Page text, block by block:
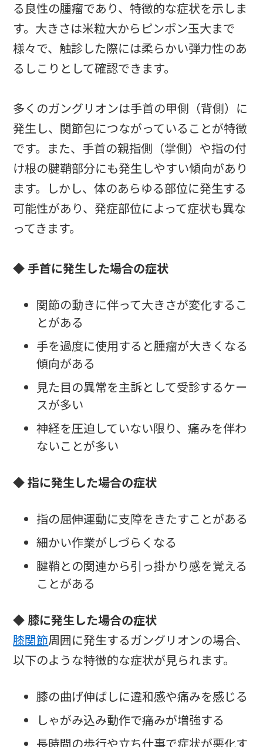
る良性の腫瘤であり、特徴的な症状を示しま
す。大きさは米粒大からピンポン玉大まで
様々で、触診した際には柔らかい弾力性のあ
るしこりとして確認できます。
多くのガングリオンは手首の甲側（背側）に
発生し、関節包につながっていることが特徴
です。また、手首の親指側（掌側）や指の付
け根の腱鞘部分にも発生しやすい傾向があり
ます。しかし、体のあらゆる部位に発生する
可能性があり、発症部位によって症状も異な
ってきます。
◆ 手首に発生した場合の症状
関節の動きに伴って大きさが変化するこ
とがある
手を過度に使用すると腫瘤が大きくなる
傾向がある
見た目の異常を主訴として受診するケー
スが多い
神経を圧迫していない限り、痛みを伴わ
ないことが多い
◆ 指に発生した場合の症状
指の屈伸運動に支障をきたすことがある
細かい作業がしづらくなる
腱鞘との関連から引っ掛かり感を覚える
ことがある
◆ 膝に発生した場合の症状
膝関節周囲に発生するガングリオンの場合、
以下のような特徴的な症状が見られます。
膝の曲げ伸ばしに違和感や痛みを感じる
しゃがみ込み動作で痛みが増強する